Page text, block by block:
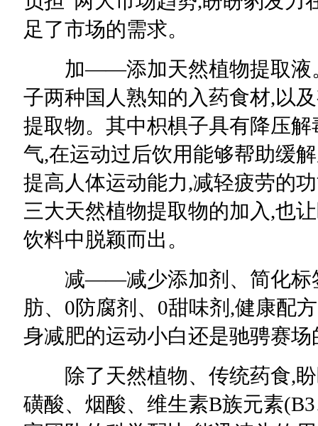
足了市场的需求。
加——添加天然植物提取液。
子两种国人熟知的入药食材,以
提取物。其中枳椇子具有降压
气,在运动过后饮用能够帮助缓
提高人体运动能力,减轻疲劳的
三大天然植物提取物的加入,也
饮料中脱颖而出。
减——减少添加剂、简化标
肪、0防腐剂、0甜味剂,健康配
身减肥的运动小白还是驰骋赛
除了天然植物、传统药食,盼
磺酸、烟酸、维生素B族元素